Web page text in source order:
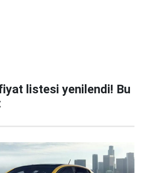
listesi yenilendi! Bu